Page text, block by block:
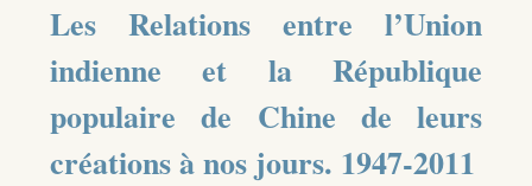
Les Relations entre l’Union
indienne et la République
populaire de Chine de leurs
créations à nos jours. 1947-2011